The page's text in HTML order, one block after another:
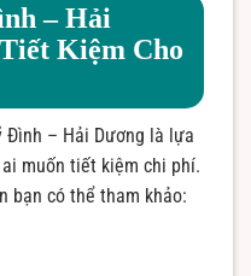
– Hải
Kiệm Cho
Đình – Hải Dương là lựa
muốn tiết kiệm chi phí.
bạn có thể tham khảo: